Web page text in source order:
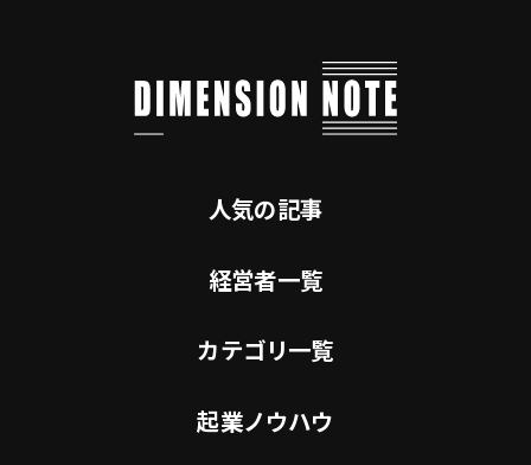
人気の記事
経営者一覧
カテゴリ一覧
起業ノウハウ